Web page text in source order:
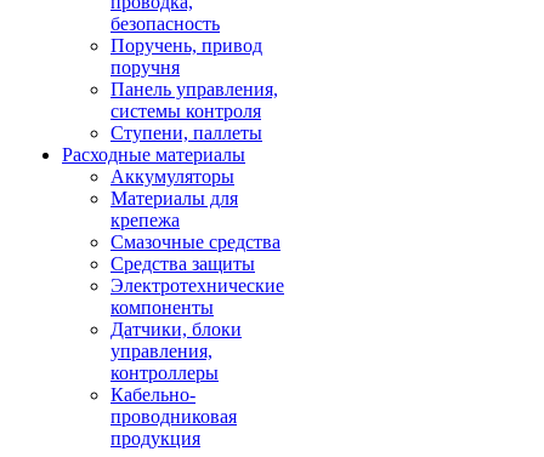
безопасность
Поручень, привод
поручня
Панель управления,
системы контроля
Ступени, паллеты
Расходные материалы
Аккумуляторы
Материалы для
крепежа
Смазочные средства
Средства защиты
Электротехнические
компоненты
Датчики, блоки
управления,
контроллеры
Кабельно-
проводниковая
продукция